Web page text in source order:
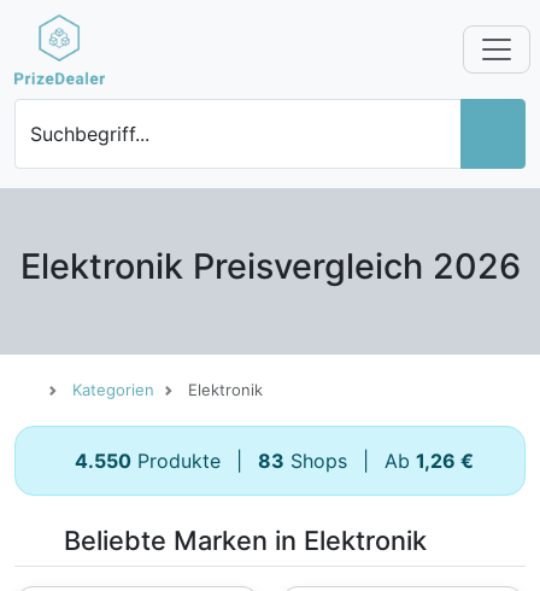
Suchbegriff...
Elektronik Preisvergleich 2026
Kategorien Elektronik
4.550 Produkte 83 Shops Ab 1,26 €
Beliebte Marken in Elektronik